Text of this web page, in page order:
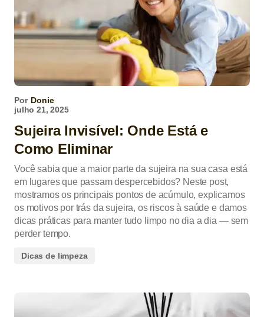
Por Donie
julho 21, 2025
Sujeira Invisível: Onde Está e
Como Eliminar
Você sabia que a maior parte da sujeira na sua casa está
em lugares que passam despercebidos? Neste post,
mostramos os principais pontos de acúmulo, explicamos
os motivos por trás da sujeira, os riscos à saúde e damos
dicas práticas para manter tudo limpo no dia a dia — sem
perder tempo.
Dicas de limpeza